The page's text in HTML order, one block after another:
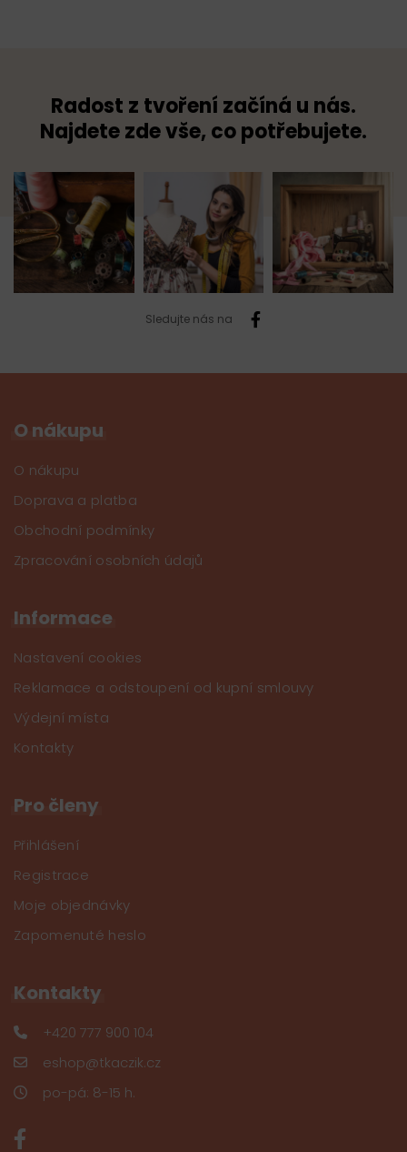
Radost z tvoření začíná u nás.
Najdete zde vše, co potřebujete.
Sledujte nás na
O nákupu
O nákupu
Doprava a platba
Obchodní podmínky
Zpracování osobních údajů
Informace
Nastavení cookies
Reklamace a odstoupení od kupní smlouvy
Výdejní místa
Kontakty
Pro členy
Přihlášení
Registrace
Moje objednávky
Zapomenuté heslo
Kontakty
+420 777 900 104
eshop@tkaczik.cz
po-pá: 8-15 h.